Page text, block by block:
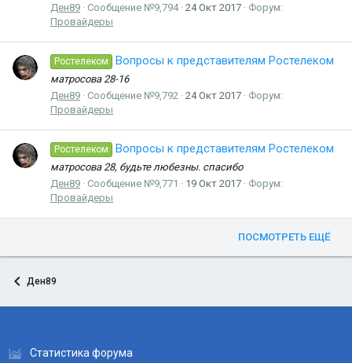
Ден89
Сообщение №9,794 24 Окт 2017
Форум:
Провайдеры
Ростелеком Вопросы к представителям Ростелеком
матросова 28-16
Ден89
Сообщение №9,792 24 Окт 2017
Форум:
Провайдеры
Ростелеком Вопросы к представителям Ростелеком
матросова 28, будьте любезны. спасибо
Ден89
Сообщение №9,771 19 Окт 2017
Форум:
Провайдеры
ПОСМОТРЕТЬ ЕЩЁ
Ден89
Статистика форума